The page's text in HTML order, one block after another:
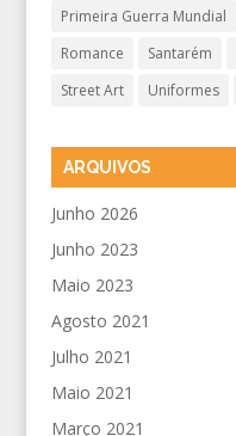
Primeira Guerra Mundial
Romance
Santarém
Street Art
Uniformes
ARQUIVOS
Junho 2026
Junho 2023
Maio 2023
Agosto 2021
Julho 2021
Maio 2021
Março 2021